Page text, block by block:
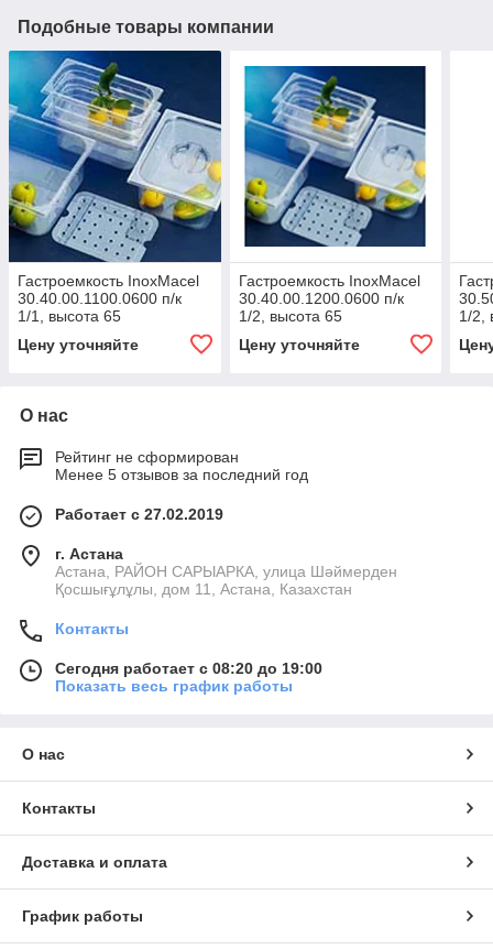
Подобные товары компании
Гастроемкость InoxMacel
30.40.00.1100.0600 п/к
1/1, высота 65
Цену уточняйте
Гастроемкость InoxMacel
30.40.00.1200.0600 п/к
1/2, высота 65
Цену уточняйте
1/2,
О нас
Рейтинг не сформирован
Менее 5 отзывов за последний год
Работает с 27.02.2019
г. Астана
Астана, РАЙОН САРЫАРКА, улица Шәймерден
Қосшығұлұлы, дом 11, Астана, Казахстан
Контакты
Сегодня работает с 08:20 до 19:00
Показать весь график работы
О нас
Контакты
Доставка и оплата
График работы